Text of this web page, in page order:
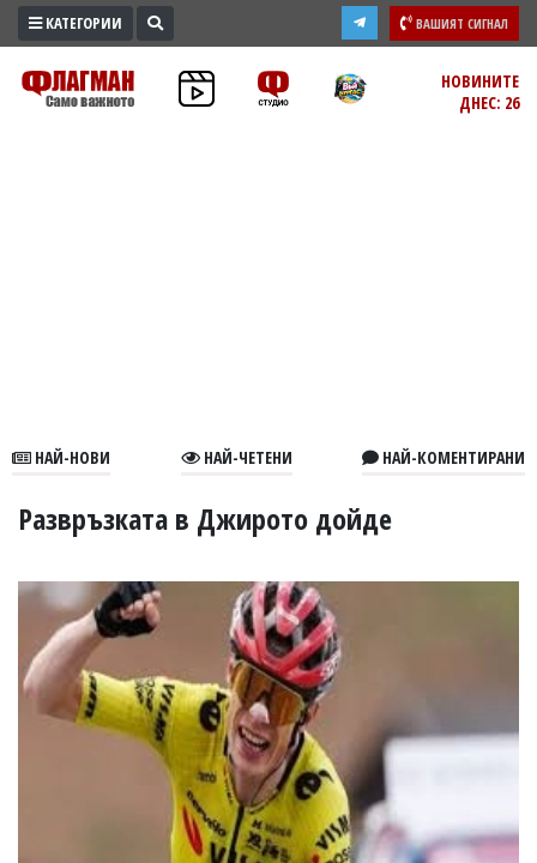
ПРОМО
ЗОНА
В
УКРАЙНА
СПОРТ
РАЗСЛЕДВАНЕ
БИЗНЕС
ЮГ
КАТЕГОРИИ ВАШИЯТ СИГНАЛ
НОВИНИТЕ
ДНЕС: 26
НАЙ-НОВИ НАЙ-ЧЕТЕНИ НАЙ-КОМЕНТИРАНИ
Развръзката в Джирото дойде